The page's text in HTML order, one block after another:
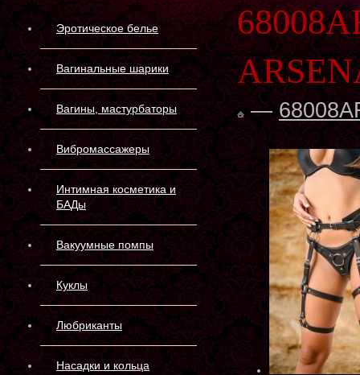
Эротическое белье
Вагинальные шарики
Вагины, мастурбаторы
Вибромассажеры
Интимная косметика и
БАДы
Вакуумные помпы
Куклы
Любриканты
Насадки и кольца
—